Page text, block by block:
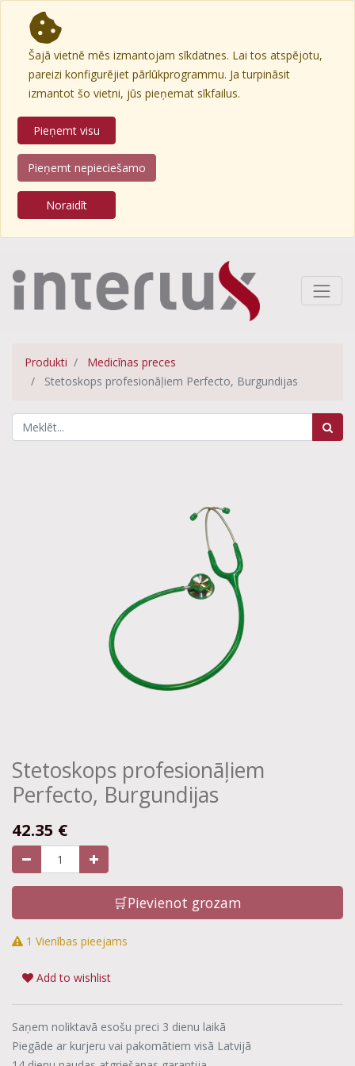
Šajā vietnē mēs izmantojam sīkdatnes. Lai tos atspējotu,
pareizi konfigurējiet pārlūkprogrammu. Ja turpināsit
izmantot šo vietni, jūs pieņemat sīkfailus.
Pieņemt visu
Pieņemt nepieciešamo
Noraidīt
Produkti
Medicīnas preces
Stetoskops profesionāļiem Perfecto, Burgundijas
Stetoskops profesionāļiem
Perfecto, Burgundijas
42.35 €
🛒Pievienot grozam
1 Vienības pieejams
Add to wishlist
Saņem noliktavā esošu preci 3 dienu laikā
Piegāde ar kurjeru vai pakomātiem visā Latvijā